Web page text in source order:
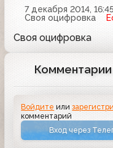
7 декабря 2014,
Своя оцифровка
Своя оцифровка
Комментарии
Войдите или
комментарий
Вход через